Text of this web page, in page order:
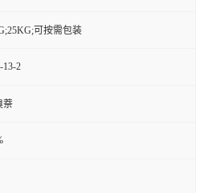
可按需包装
13-2
萘